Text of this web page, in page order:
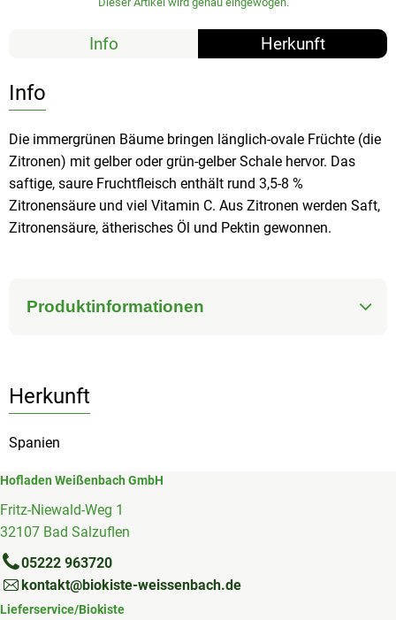
Info Herkunft
Info
Die immergrünen Bäume bringen länglich-ovale Früchte (die
Zitronen) mit gelber oder grün-gelber Schale hervor. Das
saftige, saure Fruchtfleisch enthält rund 3,5-8 %
Zitronensäure und viel Vitamin C. Aus Zitronen werden Saft,
Zitronensäure, ätherisches Öl und Pektin gewonnen.
Produktinformationen
Herkunft
Spanien
Hofladen Weißenbach GmbH
Fritz-Niewald-Weg 1
32107 Bad Salzuflen
05222 963720
kontakt@biokiste-weissenbach.de
Lieferservice/Biokiste